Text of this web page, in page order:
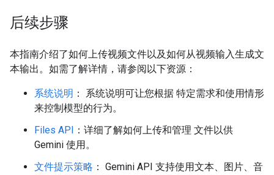
后续步骤
本指南介绍了如何上传视频文件以及如何从视频输入生成文
本输出。如需了解详情，请参阅以下资源：
系统说明 ： 系统说明可让您根据 特定需求和使用情形
来控制模型的行为。
Files API ：详细了解如何上传和管理 文件以供
Gemini 使用。
文件提示策略 ： Gemini API 支持使用文本、图片、音